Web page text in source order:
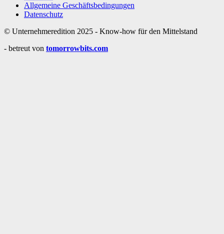
Allgemeine Geschäftsbedingungen
Datenschutz
© Unternehmeredition 2025 - Know-how für den Mittelstand
- betreut von tomorrowbits.com